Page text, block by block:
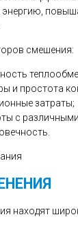
энергию,
смешения:
и простота
затраты;
с
находят